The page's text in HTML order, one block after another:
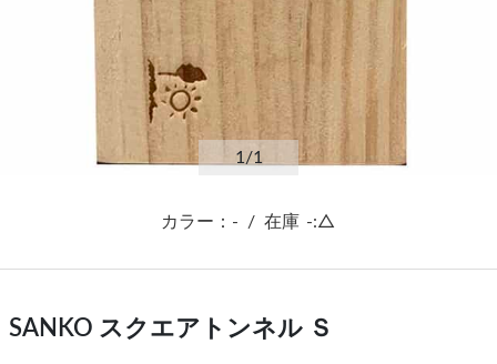
1/1
カラー：- / 在庫 -:△
SANKO スクエアトンネル Ｓ